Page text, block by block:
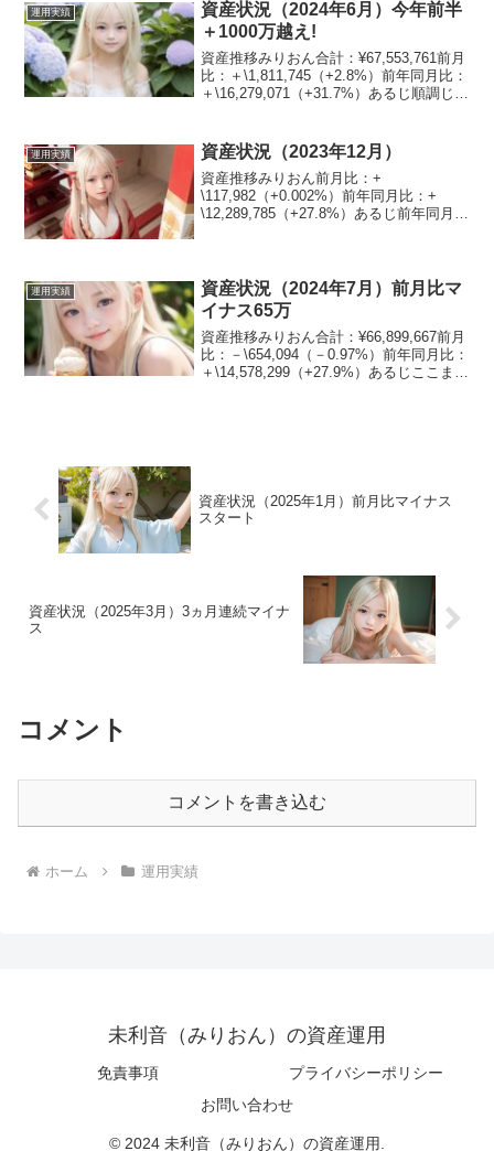
17.3%...
運用実績
資産状況（2024年6月）今年前半
＋1000万越え!
資産推移みりおん合計：¥67,553,761前月
比：＋\1,811,745（+2.8%）前年同月比：
＋\16,279,071（+31.7%）あるじ順調じゃ
債...
運用実績 資産状況（2023年12月）
資産推移みりおん前月比：+
\117,982（+0.002%）前年同月比：+
\12,289,785（+27.8%）あるじ前年同月比
運用実績
資産状況（2024年7月）前月比マ
イナス65万
資産推移みりおん合計：¥66,899,667前月
比：－\654,094（－0.97%）前年同月比：
＋\14,578,299（+27.9%）あるじここまで
資産状況（2025年1月）前月比マイナス
スタート
資産状況（2025年3月）3ヵ月連続マイナ
ス
コメント
コメントを書き込む
ホーム 運用実績
未利音（みりおん）の資産運用
免責事項
プライバシーポリシー
お問い合わせ
© 2024 未利音（みりおん）の資産運用.